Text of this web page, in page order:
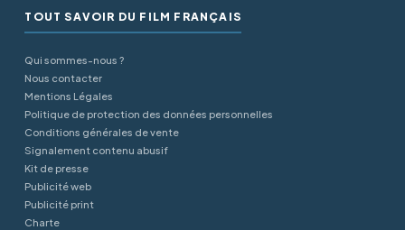
TOUT SAVOIR DU FILM FRANÇAIS
Qui sommes-nous ?
Nous contacter
Mentions Légales
Politique de protection des données personnelles
Conditions générales de vente
Signalement contenu abusif
Kit de presse
Publicité web
Publicité print
Charte